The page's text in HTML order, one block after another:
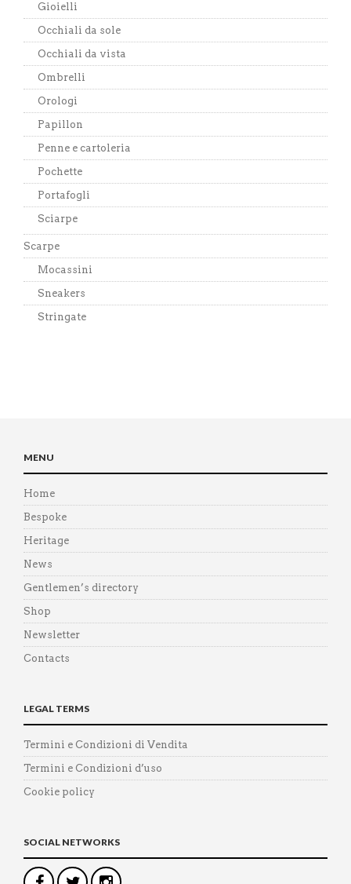
Gioielli
Occhiali da sole
Occhiali da vista
Ombrelli
Orologi
Papillon
Penne e cartoleria
Pochette
Portafogli
Sciarpe
Scarpe
Mocassini
Sneakers
Stringate
MENU
Home
Bespoke
Heritage
News
Gentlemen’s directory
Shop
Newsletter
Contacts
LEGAL TERMS
Termini e Condizioni di Vendita
Termini e Condizioni d’uso
Cookie policy
SOCIAL NETWORKS